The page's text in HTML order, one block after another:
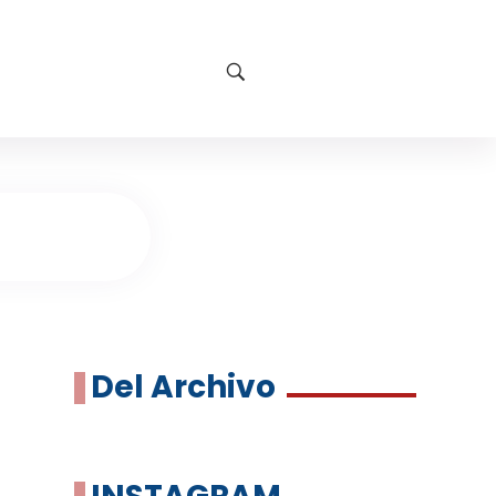
Del Archivo